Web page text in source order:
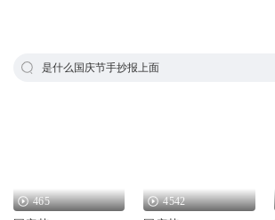
是什么国庆节手抄报上面
465 4542